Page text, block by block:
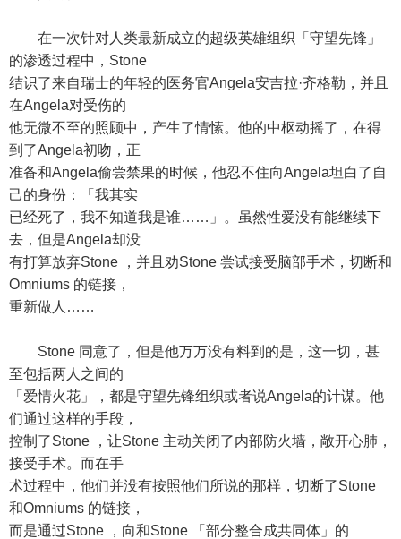
在一次针对人类最新成立的超级英雄组织「守望先锋」
的渗透过程中，Stone
结识了来自瑞士的年轻的医务官Angela安吉拉·齐格勒，并且
在Angela对受伤的
他无微不至的照顾中，产生了情愫。他的中枢动摇了，在得
到了Angela初吻，正
准备和Angela偷尝禁果的时候，他忍不住向Angela坦白了自
己的身份：「我其实
已经死了，我不知道我是谁……」。虽然性爱没有能继续下
去，但是Angela却没
有打算放弃Stone ，并且劝Stone 尝试接受脑部手术，切断和
Omniums 的链接，
重新做人……
Stone 同意了，但是他万万没有料到的是，这一切，甚
至包括两人之间的
「爱情火花」，都是守望先锋组织或者说Angela的计谋。他
们通过这样的手段，
控制了Stone ，让Stone 主动关闭了内部防火墙，敞开心肺，
接受手术。而在手
术过程中，他们并没有按照他们所说的那样，切断了Stone
和Omniums 的链接，
而是通过Stone ，向和Stone 「部分整合成共同体」的